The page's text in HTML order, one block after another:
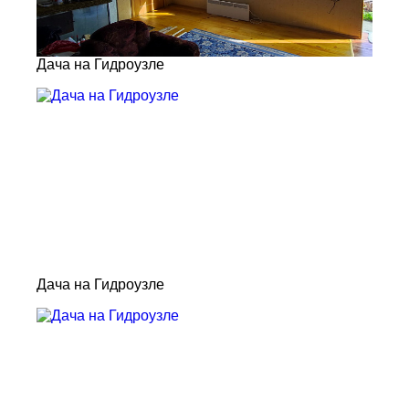
Дача на Гидроузле
Дача на Гидроузле